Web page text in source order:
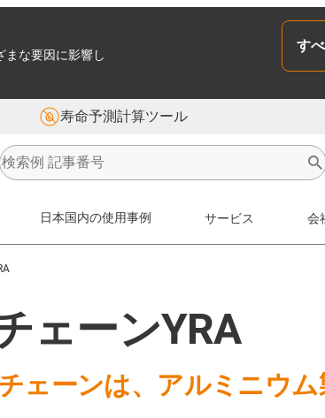
まな要因に影響し
す
寿命予測計算ツール
日本国内の使用事例 サービス 会
ェーンYRA
ェーンは、アルミニウ